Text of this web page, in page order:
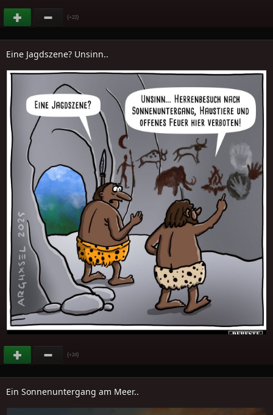
(+22)
Eine Jagdszene? Unsinn..
(+24)
Ein Sonnenuntergang am Meer..